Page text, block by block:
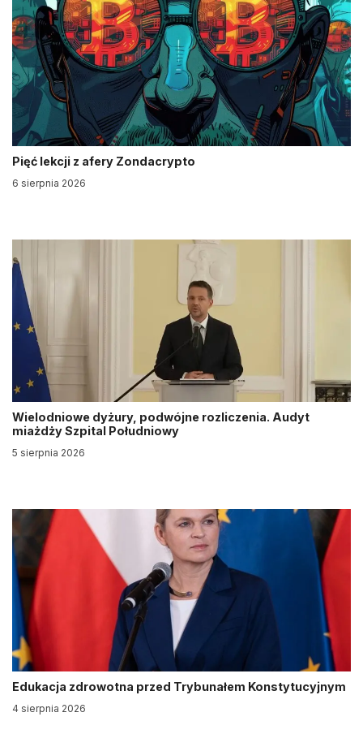
Pięć lekcji z afery Zondacrypto
6 sierpnia 2026
Wielodniowe dyżury, podwójne rozliczenia. Audyt
miażdży Szpital Południowy
5 sierpnia 2026
Edukacja zdrowotna przed Trybunałem Konstytucyjnym
4 sierpnia 2026